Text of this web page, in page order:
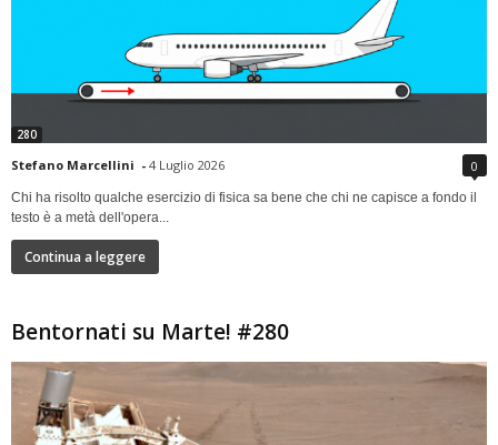
280
Stefano Marcellini - 4 Luglio 2026 0
Chi ha risolto qualche esercizio di fisica sa bene che chi ne capisce a fondo il
testo è a metà dell'opera...
Continua a leggere
Bentornati su Marte! #280